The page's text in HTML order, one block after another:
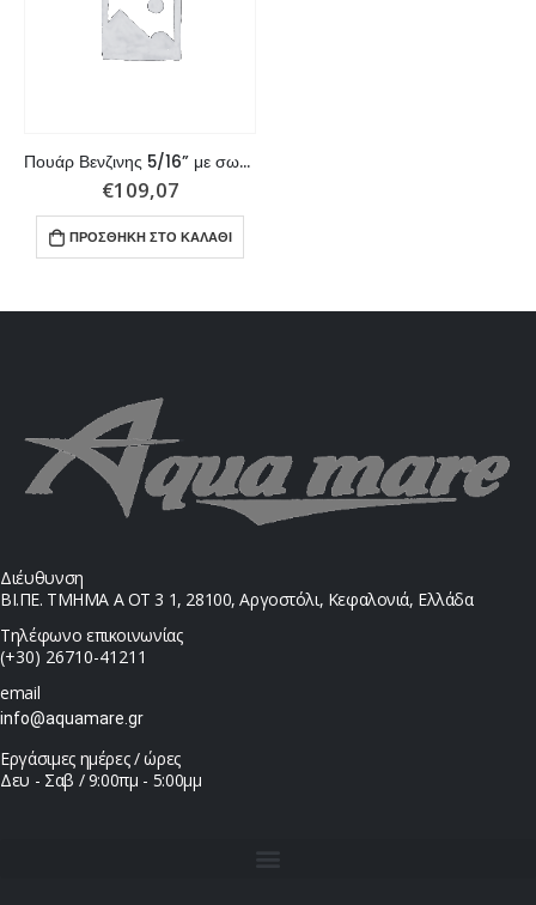
Πουάρ Βενζινης 5/16” με σωλήνα
€109,07
ΠΡΟΣΘΉΚΗ ΣΤΟ ΚΑΛΆΘΙ
Διέυθυνση
ΒΙ.ΠΕ. ΤΜΗΜΑ Α ΟΤ 3 1, 28100, Αργοστόλι, Κεφαλονιά, Ελλάδα
Τηλέφωνο επικοινωνίας
(+30) 26710-41211
email
info@aquamare.gr
Εργάσιμες ημέρες / ώρες
Δευ - Σαβ / 9:00πμ - 5:00μμ